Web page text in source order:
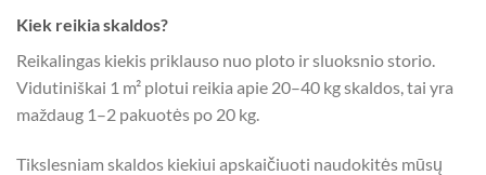
Kiek reikia skaldos?
Reikalingas kiekis priklauso nuo ploto ir sluoksnio storio.
Vidutiniškai 1 m² plotui reikia apie 20–40 kg skaldos, tai yra
maždaug 1–2 pakuotės po 20 kg.
Tikslesniam skaldos kiekiui apskaičiuoti naudokitės mūsų